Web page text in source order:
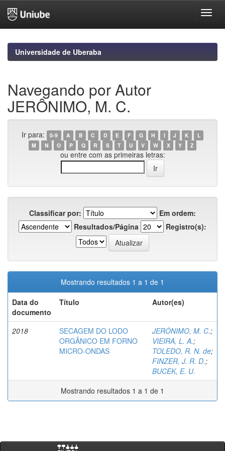
navigationUniversidade de Uberaba
Navegando por Autor
JERÔNIMO, M. C.
Ir para: 0-9 A B C D E F G H I J K
L
M
N O P Q R S T U V W X Y Z
ou entre com as primeiras letras:
Classificar por:
Em ordem:
Resultados/Página
Registro(s):
Mostrando resultados 1 a 1 de 1
Data do
documento
Título Autor(es)
2018
SECAGEM DO LODO
ORGÂNICO EM FORNO
MICRO-ONDAS
JERÔNIMO, M. C.;
VIEIRA, L. A.;
TOLEDO, R. N. de;
FINZER, J. R. D.;
BUCEK, E. U.
Mostrando resultados 1 a 1 de 1